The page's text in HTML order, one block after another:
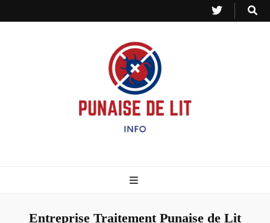
– Info
Entreprise Traitement Punaise de Lit